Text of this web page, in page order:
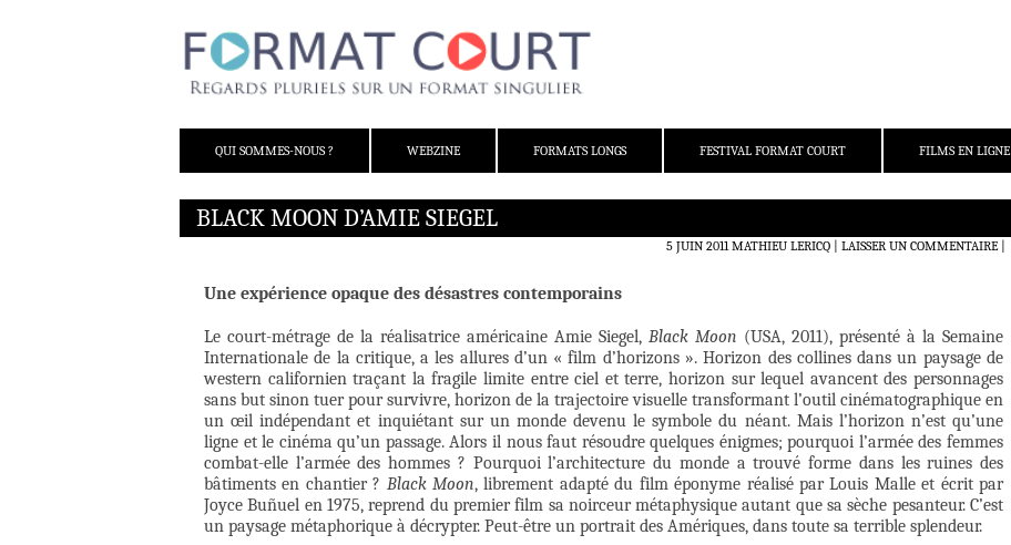
QUI SOMMES-NOUS ?
WEBZINE FORMATS LONGS FESTIVAL FORMAT COURT FILMS EN LIGNE
BLACK MOON D’AMIE SIEGEL
5 JUIN 2011 MATHIEU LERICQ LAISSER UN COMMENTAIRE|
Une expérience opaque des désastres contemporains
Le court-métrage de la réalisatrice américaine Amie Siegel, Black Moon (USA, 2011), présenté à la Semaine
Internationale de la critique, a les allures d’un « film d’horizons ». Horizon des collines dans un paysage de
western californien traçant la fragile limite entre ciel et terre, horizon sur lequel avancent des personnages
sans but sinon tuer pour survivre, horizon de la trajectoire visuelle transformant l’outil cinématographique en
un œil indépendant et inquiétant sur un monde devenu le symbole du néant. Mais l’horizon n’est qu’une
ligne et le cinéma qu’un passage. Alors il nous faut résoudre quelques énigmes; pourquoi l’armée des femmes
combat-elle l’armée des hommes ? Pourquoi l’architecture du monde a trouvé forme dans les ruines des
bâtiments en chantier ? Black Moon, librement adapté du film éponyme réalisé par Louis Malle et écrit par
Joyce Buñuel en 1975, reprend du premier film sa noirceur métaphysique autant que sa sèche pesanteur. C’est
un paysage métaphorique à décrypter. Peut-être un portrait des Amériques, dans toute sa terrible splendeur.